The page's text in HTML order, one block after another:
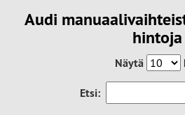
Audi
hintoja
Näytä
Etsi: